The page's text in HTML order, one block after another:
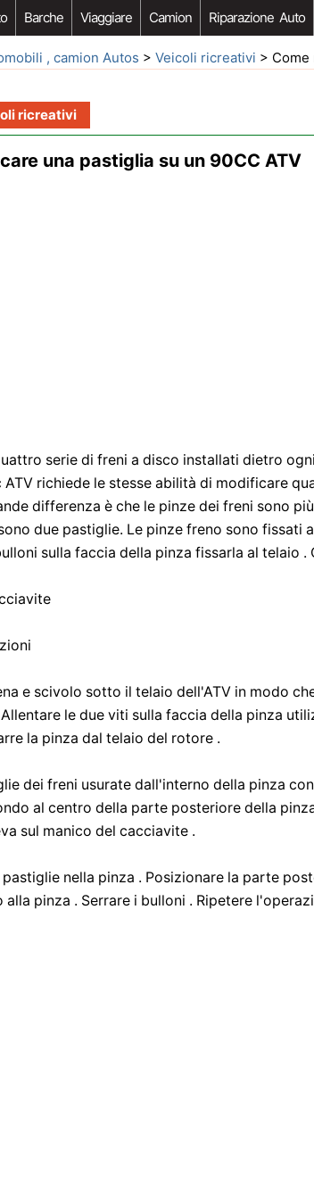
Barche Viaggiare Camion Riparazione Auto
, camion Autos > Veicoli ricreativi > Come
ricreativi
una pastiglia su un 90CC ATV
serie di freni a disco installati dietro
richiede le stesse abilità di modificare
differenza è che le pinze dei freni sono
due pastiglie. Le pinze freno sono fissati
sulla faccia della pinza fissarla al telaio .
e scivolo sotto il telaio dell'ATV in modo
le due viti sulla faccia della pinza
la pinza dal telaio del rotore .
dei freni usurate dall'interno della pinza
al centro della parte posteriore della
sul manico del cacciavite .
pastiglie nella pinza . Posizionare la parte
alla pinza . Serrare i bulloni . Ripetere